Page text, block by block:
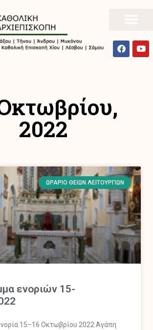
2022
ΩΡΆΡΙΟ ΘΕΊΩΝ ΛΕΙΤΟΥΡΓΙΏΝ
ενοριών 15-
15–16 Οκτωβρίου 2022 Αγάπη